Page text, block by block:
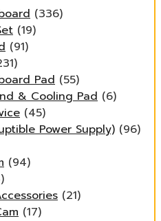
(336)
(19)
(91)
Pad (55)
& Cooling Pad (6)
(45)
Power Supply) (96)
(94)
(21)
(17)